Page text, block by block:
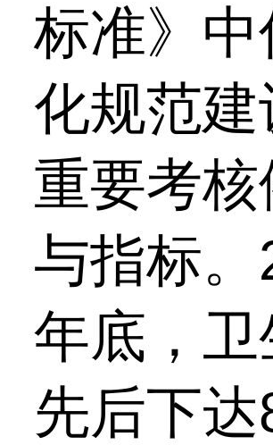
标准》中
化规范建
重要考核
与指标。
年底，卫
先后下达